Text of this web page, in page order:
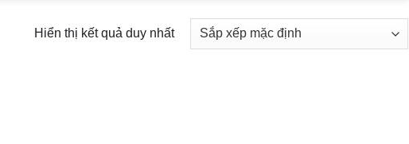
Hiển thị kết quả duy nhất